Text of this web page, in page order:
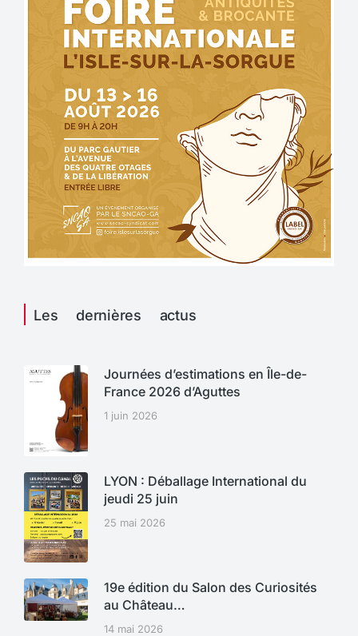
Les dernières actus
Journées d’estimations en Île-de-
France 2026 d’Aguttes
1 juin 2026
LYON : Déballage International du
jeudi 25 juin
25 mai 2026
19e édition du Salon des Curiosités
au Château…
14 mai 2026